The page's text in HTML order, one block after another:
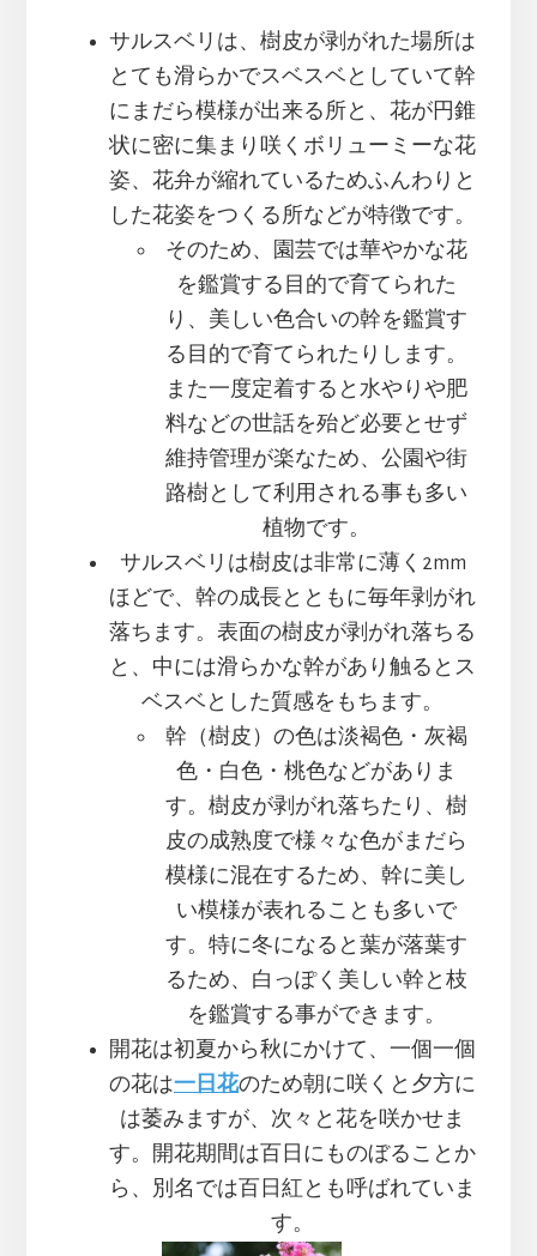
サルスベリは、樹皮が剥がれた場所は
とても滑らかでスベスベとしていて幹
にまだら模様が出来る所と、花が円錐
状に密に集まり咲くボリューミーな花
姿、花弁が縮れているためふんわりと
した花姿をつくる所などが特徴です。
そのため、園芸では華やかな花
を鑑賞する目的で育てられた
り、美しい色合いの幹を鑑賞す
る目的で育てられたりします。
また一度定着すると水やりや肥
料などの世話を殆ど必要とせず
維持管理が楽なため、公園や街
路樹として利用される事も多い
植物です。
サルスベリは樹皮は非常に薄く2mm
ほどで、幹の成長とともに毎年剥がれ
落ちます。表面の樹皮が剥がれ落ちる
と、中には滑らかな幹があり触るとス
ベスベとした質感をもちます。
幹（樹皮）の色は淡褐色・灰褐
色・白色・桃色などがありま
す。樹皮が剥がれ落ちたり、樹
皮の成熟度で様々な色がまだら
模様に混在するため、幹に美し
い模様が表れることも多いで
す。特に冬になると葉が落葉す
るため、白っぽく美しい幹と枝
を鑑賞する事ができます。
開花は初夏から秋にかけて、一個一個
の花は一日花のため朝に咲くと夕方に
は萎みますが、次々と花を咲かせま
す。開花期間は百日にものぼることか
ら、別名では百日紅とも呼ばれていま
す。